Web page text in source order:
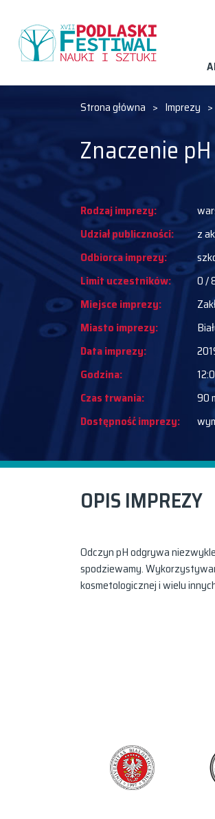
Strona główna > Imprezy >
Znaczenie
Rodzaj imprezy:
Udział publiczności:
z
Odbiorca imprezy:
Limit uczestników:
0 /
Miejsce imprezy:
Miasto imprezy:
Data imprezy:
Godzina:
Czas trwania:
90
Dostępność imprezy:
OPIS IMPREZY
Odczyn pH odgrywa
spodziewamy.
kosmetologicznej i wielu